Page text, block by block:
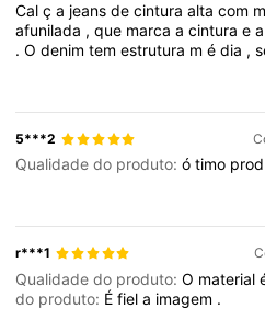
Calça jeansdecinturaaltacom
afunilada ,que marcaacinturae
.Odenimtemestrutura média ,
umapeçaversátil,que
shirts combinando
mocassins. Ponto
cinturaequadrilparagarantiro
5***2
Qualidade do produto:ótimo
r***1
Qualidade do produto:O material
do produto: Éfiela imagem .